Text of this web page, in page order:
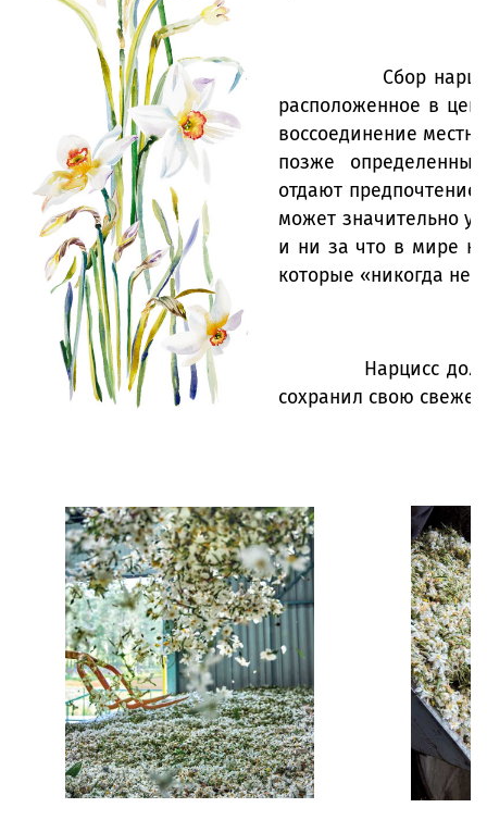
Сбор нарцисса на
расположенное в
воссоединение
позже
отдают
может значительно
и ни за что в мире
которые «никогда не
Нарцисс должен
сохранил свою